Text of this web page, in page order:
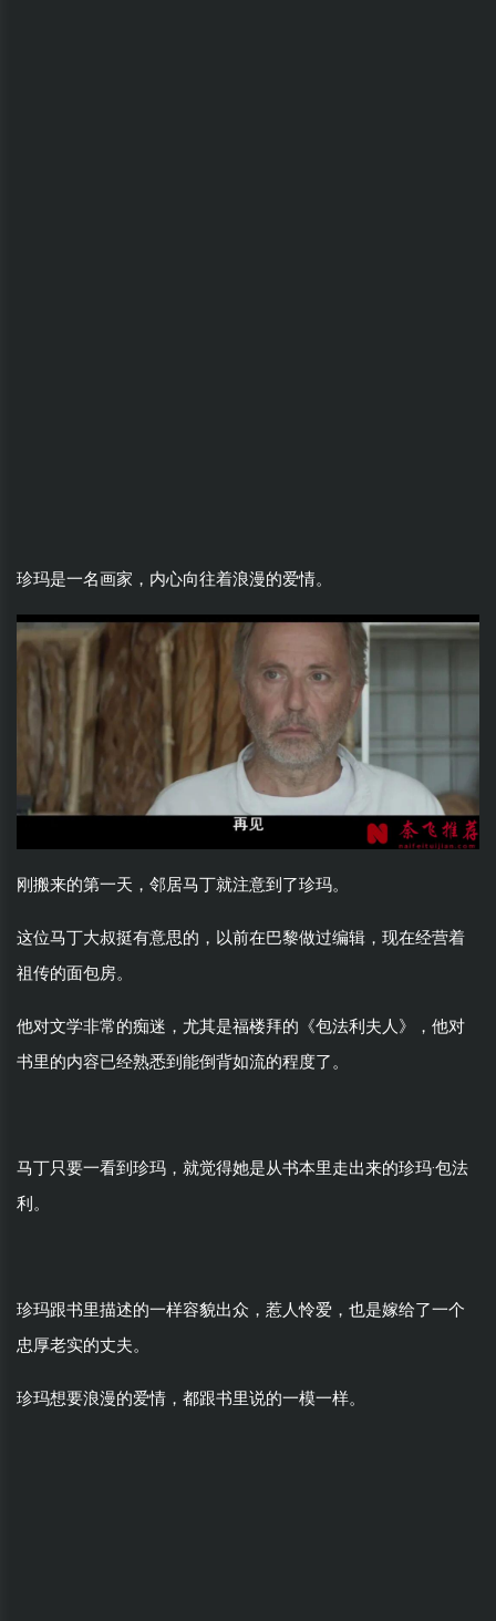
珍玛是一名画家，内心向往着浪漫的爱情。
刚搬来的第一天，邻居马丁就注意到了珍玛。
这位马丁大叔挺有意思的，以前在巴黎做过编辑，现在经营着
祖传的面包房。
他对文学非常的痴迷，尤其是福楼拜的《包法利夫人》，他对
书里的内容已经熟悉到能倒背如流的程度了。
马丁只要一看到珍玛，就觉得她是从书本里走出来的珍玛·包法
利。
珍玛跟书里描述的一样容貌出众，惹人怜爱，也是嫁给了一个
忠厚老实的丈夫。
珍玛想要浪漫的爱情，都跟书里说的一模一样。